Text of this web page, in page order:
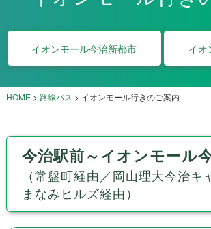
イオンモール今治新都市 イオ
HOME> 路線バス > イオンモール行きのご案内
今治駅前～イオンモール
（常盤町経由／岡山理大今治キ
まなみヒルズ経由）